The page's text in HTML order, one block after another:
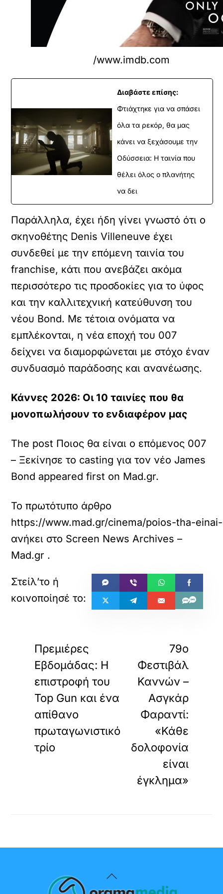
/www.imdb.com
Διαβάστε επίσης:
Φτιάχτηκε για να σπάσει
όλα τα ρεκόρ, θα μας
κάνει να ξεχάσουμε την
Οδύσσεια: Η ταινία που
θέλει όλος ο πλανήτης
να δει
Παράλληλα, έχει ήδη γίνει γνωστό ότι ο
σκηνοθέτης Denis Villeneuve έχει
συνδεθεί με την επόμενη ταινία του
franchise, κάτι που ανεβάζει ακόμα
περισσότερο τις προσδοκίες για το ύφος
και την καλλιτεχνική κατεύθυνση του
νέου Bond. Με τέτοια ονόματα να
εμπλέκονται, η νέα εποχή του 007
δείχνει να διαμορφώνεται με στόχο έναν
συνδυασμό παράδοσης και ανανέωσης.
Κάννες 2026: Οι 10 ταινίες που θα
μονοπωλήσουν το ενδιαφέρον μας
The post Ποιος θα είναι ο επόμενος 007
– Ξεκίνησε το casting για τον νέο James
Bond appeared first on Mad.gr.
Το πρωτότυπο άρθρο
https://www.mad.gr/cinema/poios-tha-
ανήκει στο Screen News Archives –
Mad.gr .
Πρεμιέρες
Εβδομάδας: Η
επιστροφή του
Top Gun και ένα
απίθανο
πρωταγωνιστικό
τρίο
79ο
Φεστιβάλ
Καννών –
Ασγκάρ
Φαραντί:
«Κάθε
δολοφονία
είναι
έγκλημα»
Back